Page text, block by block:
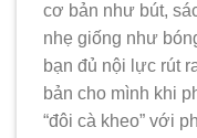
cơ bản như bút,
nhẹ giống như
bạn đủ nội lực rút
bản cho mình khi
“đôi cà kheo” với